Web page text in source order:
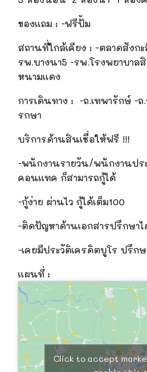
ของแถม : -ฟรีปั้ม
สถานที่ใกล้เคียง : -ตลาดสังก
รพ.บางนา5 -รพ.โรงพยาบา
หนามแดง
การเดินทาง : -ถ.เทพารักษ์ -
รกษา
บริการด้านสินเชื่อให้ฟรี !!!
-พนักงานรายวัน/พนักงานป
คอนแทค ก็สามารถกู้ได้
-กู้ง่าย ผ่านไว กู้ได้เต็ม100
-ติดปัญหาด้านเอกสารปรึกษาไ
-เคยมีประวัติเครดิตบูโร ปรึกษ
แผนที่ :
Click to accept